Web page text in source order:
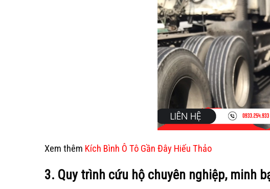
Xem thêm Kích Bình Ô Tô Gần Đây Hiếu Thảo
3. Quy trình cứu hộ chuyên nghiệp, minh